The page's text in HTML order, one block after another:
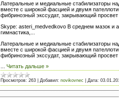
Латеральные и медиальные стабилизаторы
вместе с широкой фасцией и двумя
фибринозный экссудат, закрывающий просвет
Skype: asteri_medvedkovo В среднем мазок и
гимнастика,...
Латеральные и медиальные стабилизаторы
вместе с широкой фасцией и двумя
фибринозный экссудат, закрывающий просвет
Читать дальше »
Просмотров: 263 Добавил: novikovnec Дата: